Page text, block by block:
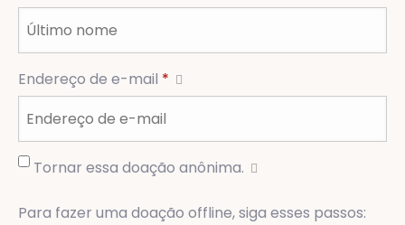
Endereço de e-mail *
Tornar essa doação anônima.
Para fazer uma doação offline, siga esses passos: